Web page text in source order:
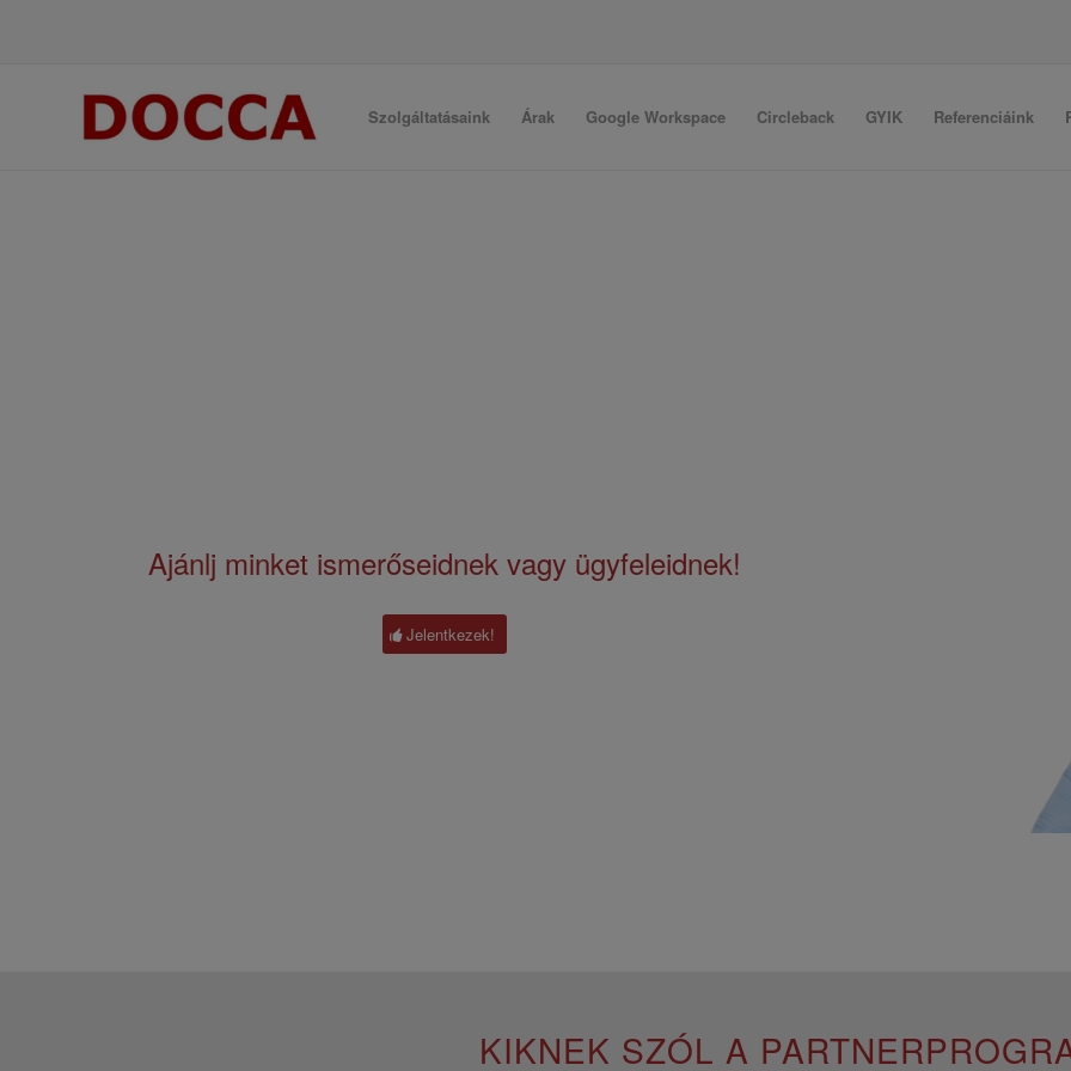
Szolgáltatásaink Árak Google Workspace Circleback GYIK Referenciáink
Ajánlj minket ismerőseidnek vagy ügyfeleidnek!
Jelentkezek!
KIKNEK SZÓL A